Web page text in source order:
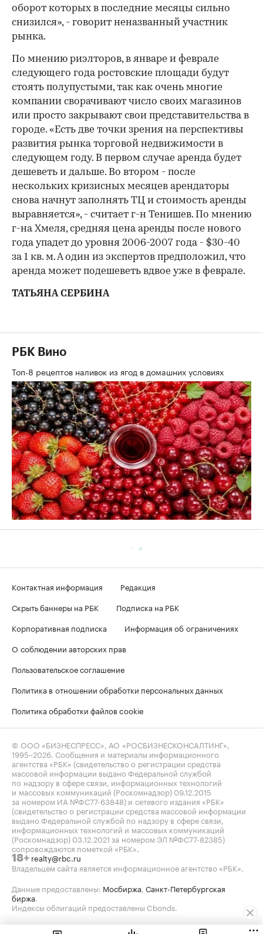
оборот которых в последние месяцы сильно
снизился», - говорит неназванный участник
рынка.
По мнению риэлторов, в январе и феврале
следующего года ростовские площади будут
стоять полупустыми, так как очень многие
компании сворачивают число своих магазинов
или просто закрывают свои представительства в
городе. «Есть две точки зрения на перспективы
развития рынка торговой недвижимости в
следующем году. В первом случае аренда будет
дешеветь и дальше. Во втором - после
нескольких кризисных месяцев арендаторы
снова начнут заполнять ТЦ и стоимость аренды
выравняется», - считает г-н Тенишев. По мнению
г-на Хмеля, средняя цена аренды после нового
года упадет до уровня 2006-2007 года - $30-40
за 1 кв. м. А один из экспертов предположил, что
аренда может подешеветь вдвое уже в феврале.
ТАТЬЯНА СЕРБИНА
РБК Вино
Топ-8 рецептов наливок из ягод в домашних условиях
Контактная информация
Редакция
Скрыть баннеры на РБК
Подписка на РБК
Корпоративная подписка
Информация об ограничениях
О соблюдении авторских прав
Пользовательское соглашение
Политика в отношении обработки персональных данных
Политика обработки файлов cookie
© ООО «БИЗНЕСПРЕСС», АО «РОСБИЗНЕСКОНСАЛТИНГ»,
1995–2026. Сообщения и материалы информационного
агентства «РБК» (свидетельство о регистрации средства
массовой информации выдано Федеральной службой
по надзору в сфере связи, информационных технологий
и массовых коммуникаций (Роскомнадзор) 09.12.2015
за номером ИА №ФС77-63848) и сетевого издания «РБК»
(свидетельство о регистрации средства массовой информации
выдано Федеральной службой по надзору в сфере связи,
информационных технологий и массовых коммуникаций
(Роскомнадзор) 03.12.2021 за номером ЭЛ №ФС77-82385)
сопровождаются пометкой «РБК».
18+ realty@rbc.ru
Владельцем сайта является информационное агентство «РБК».
Данные предоставлены: Мосбиржа, Санкт-Петербургская
биржа.
Индексы облигаций предоставлены Cbonds.